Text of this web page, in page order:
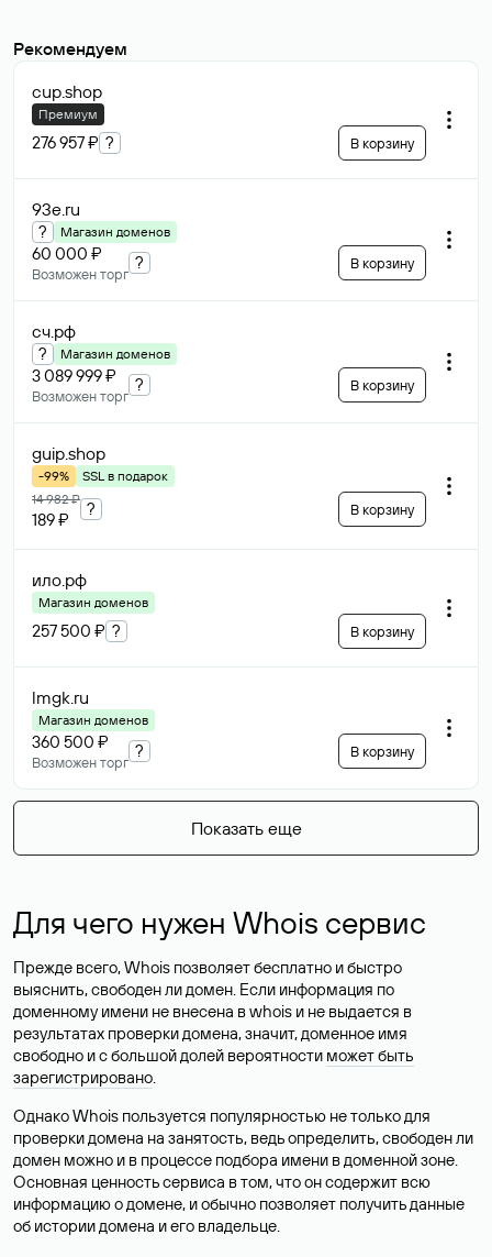
Рекомендуем
cup.shop
Премиум
276 957 ₽ ? В корзину
93e.ru
? Магазин доменов
60 000 ₽
Возможен торг
? В корзину
сч.рф
? Магазин доменов
3 089 999 ₽
Возможен торг
? В корзину
guip.shop
-99%
SSL в подарок
14 982 ₽
189 ₽
? В корзину
ило.рф
Магазин доменов
257 500 ₽ ? В корзину
lmgk.ru
Магазин доменов
360 500 ₽
Возможен торг
? В корзину
Показать еще
Для чего нужен Whois сервис
Прежде всего, Whois позволяет бесплатно и быстро
выяснить, свободен ли домен. Если информация по
доменному имени не внесена в whois и не выдается в
результатах проверки домена, значит, доменное имя
свободно и с большой долей вероятности может быть
зарегистрировано.
Однако Whois пользуется популярностью не только для
проверки домена на занятость, ведь определить, свободен ли
домен можно и в процессе подбора имени в доменной зоне.
Основная ценность сервиса в том, что он содержит всю
информацию о домене, и обычно позволяет получить данные
об истории домена и его владельце.